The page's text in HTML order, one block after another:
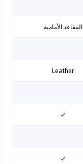
المقاعد الأمامية
Leather
✓
✓